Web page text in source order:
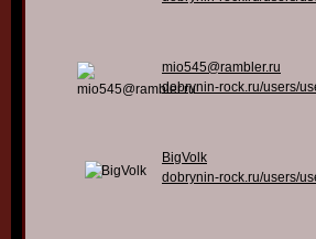
mio545@rambler.ru
dobrynin-rock.ru/users/
BigVolk
dobrynin-rock.ru/users/